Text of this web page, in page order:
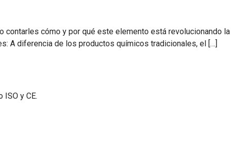
contarles cómo y por qué este elemento está revolucionando la
A diferencia de los productos químicos tradicionales, el […]
y CE.